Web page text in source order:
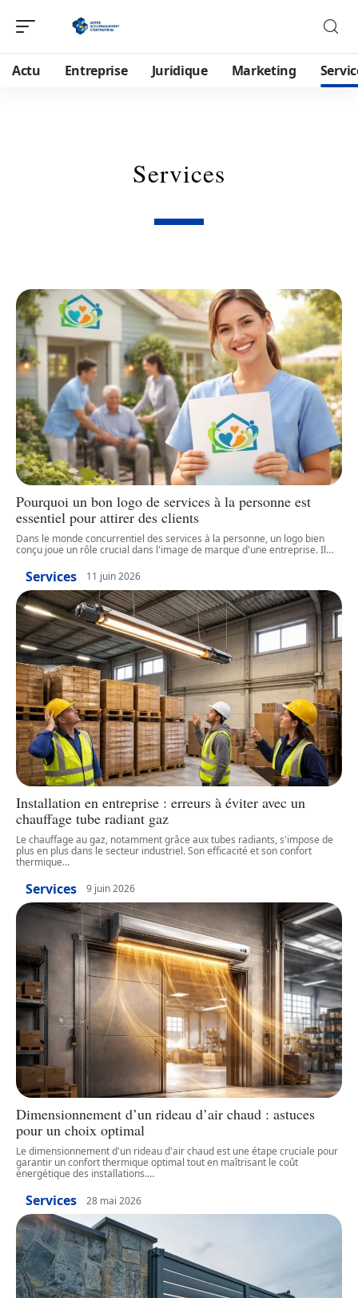
Actu Entreprise Juridique Marketing
Services
Pourquoi un bon logo de services à la personne est
essentiel pour attirer des clients
Dans le monde concurrentiel des services à la personne, un logo bien
conçu joue un rôle crucial dans l'image de marque d'une entreprise. Il…
Services 11 juin 2026
Installation en entreprise : erreurs à éviter avec un
chauffage tube radiant gaz
Le chauffage au gaz, notamment grâce aux tubes radiants, s'impose de
plus en plus dans le secteur industriel. Son efficacité et son confort
thermique…
Services 9 juin 2026
Dimensionnement d’un rideau d’air chaud : astuces
pour un choix optimal
Le dimensionnement d'un rideau d'air chaud est une étape cruciale pour
garantir un confort thermique optimal tout en maîtrisant le coût
énergétique des installations.…
Services 28 mai 2026